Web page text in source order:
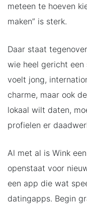
meteen te hoeven
maken” is sterk.
Daar staat
wie heel gericht een
voelt jong,
charme, maar ook
lokaal wilt daten,
profielen er
Al met al is Wink
openstaat voor
een app die wat
datingapps. Begin